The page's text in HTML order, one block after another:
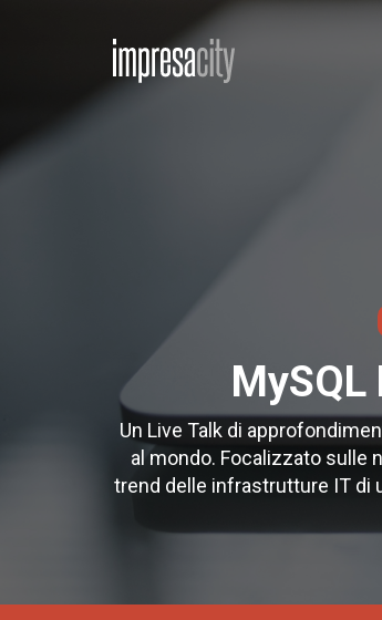
Un Live Talk di
al mondo. Focalizzato sulle
trend delle infrastrutture IT di